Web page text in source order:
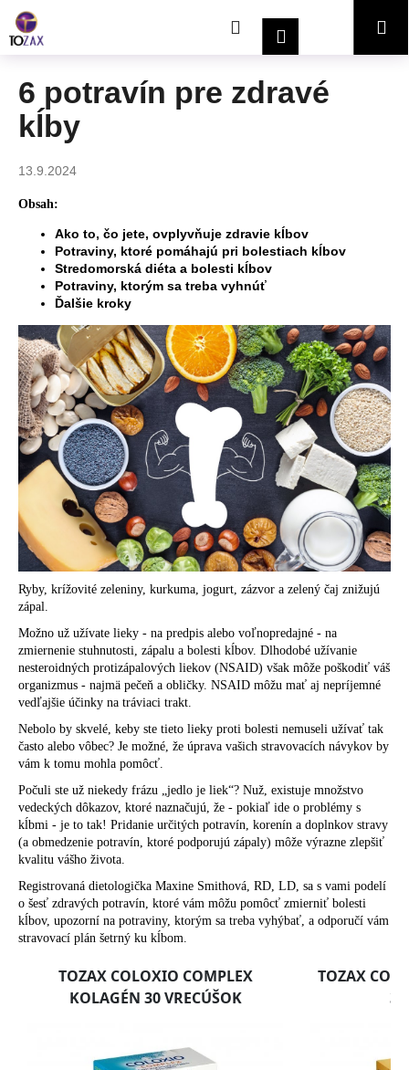
obsah
HľadaťPrihlásenieNákupný
košík
6 potravín pre zdravé
kĺby
13.9.2024
Obsah:
Ako to, čo jete, ovplyvňuje zdravie kĺbov
Potraviny, ktoré pomáhajú pri bolestiach kĺbov
Stredomorská diéta a bolesti kĺbov
Potraviny, ktorým sa treba vyhnúť
Ďalšie kroky
Ryby, krížovité zeleniny, kurkuma, jogurt, zázvor a zelený čaj znižujú
zápal.
Možno už užívate lieky - na predpis alebo voľnopredajné - na
zmiernenie stuhnutosti, zápalu a bolesti kĺbov. Dlhodobé užívanie
nesteroidných protizápalových liekov (NSAID) však môže poškodiť váš
organizmus - najmä pečeň a obličky. NSAID môžu mať aj nepríjemné
vedľajšie účinky na tráviaci trakt.
Nebolo by skvelé, keby ste tieto lieky proti bolesti nemuseli užívať tak
často alebo vôbec? Je možné, že úprava vašich stravovacích návykov by
vám k tomu mohla pomôcť.
Počuli ste už niekedy frázu „jedlo je liek“? Nuž, existuje množstvo
vedeckých dôkazov, ktoré naznačujú, že - pokiaľ ide o problémy s
kĺbmi - je to tak! Pridanie určitých potravín, korenín a doplnkov stravy
(a obmedzenie potravín, ktoré podporujú zápaly) môže výrazne zlepšiť
kvalitu vášho života.
Registrovaná dietologička Maxine Smithová, RD, LD, sa s vami podelí
o šesť zdravých potravín, ktoré vám môžu pomôcť zmierniť bolesti
kĺbov, upozorní na potraviny, ktorým sa treba vyhýbať, a odporučí vám
stravovací plán šetrný ku kĺbom.
o
Č
o
o
t
e
t
e
n
á
j
s
?
O
p
o
ú
č
a
m
e